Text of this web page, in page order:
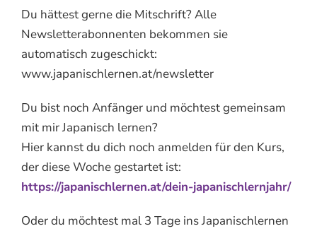
Du hättest gerne die Mitschrift? Alle
Newsletterabonnenten bekommen sie
automatisch zugeschickt:
www.japanischlernen.at/newsletter
Du bist noch Anfänger und möchtest gemeinsam
mit mir Japanisch lernen?
Hier kannst du dich noch anmelden für den Kurs,
der diese Woche gestartet ist:
https://japanischlernen.at/dein-japanischlernjahr/
Oder du möchtest mal 3 Tage ins Japanischlernen